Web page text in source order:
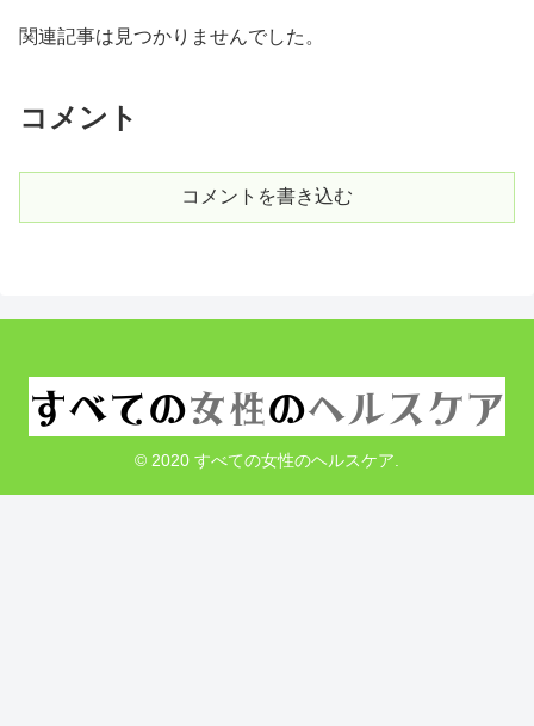
関連記事は見つかりませんでした。
コメント
コメントを書き込む
© 2020 すべての女性のヘルスケア.